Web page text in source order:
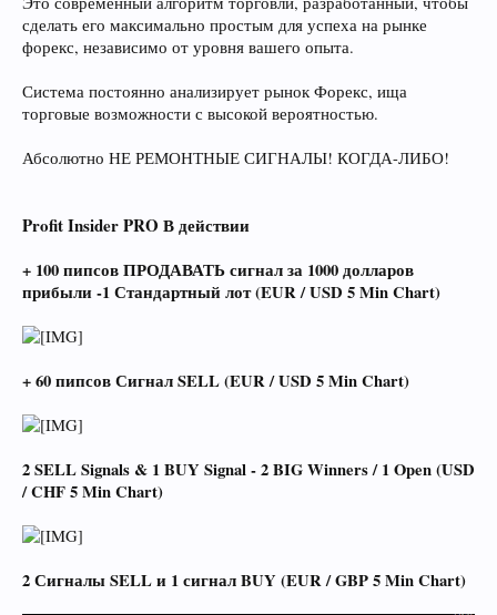
сделать его максимально простым для успеха на рынке
форекс, независимо от уровня вашего опыта.
Система постоянно анализирует рынок Форекс, ища
торговые возможности с высокой вероятностью.
Абсолютно НЕ РЕМОНТНЫЕ СИГНАЛЫ! КОГДА-ЛИБО!
Profit Insider PRO В действии
+ 100 пипсов ПРОДАВАТЬ сигнал за 1000 долларов
прибыли -1 Стандартный лот (EUR / USD 5 Min Chart)
+ 60 пипсов Сигнал SELL (EUR / USD 5 Min Chart)
2 SELL Signals & 1 BUY Signal - 2 BIG Winners / 1 Open (USD
/ CHF 5 Min Chart)
2 Сигналы SELL и 1 сигнал BUY (EUR / GBP 5 Min Chart)